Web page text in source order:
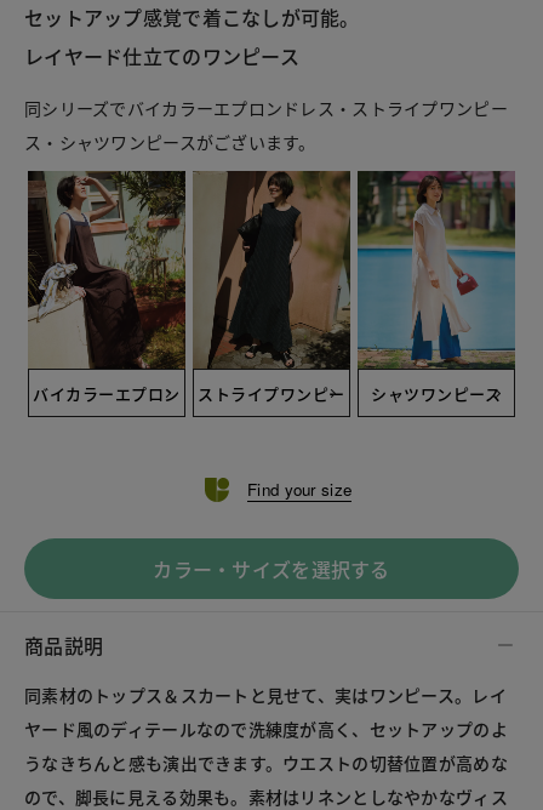
セットアップ感覚で着こなしが可能。
レイヤード仕立てのワンピース
同シリーズでバイカラーエプロンドレス・ストライプワンピー
ス・シャツワンピースがございます。
バイカラーエプロン ストライプワンピー シャツワンピース
Find your size
カラー・サイズを選択する
商品説明
同素材のトップス＆スカートと見せて、実はワンピース。レイ
ヤード風のディテールなので洗練度が高く、セットアップのよ
うなきちんと感も演出できます。ウエストの切替位置が高めな
ので、脚長に見える効果も。素材はリネンとしなやかなヴィス
LINE X メール